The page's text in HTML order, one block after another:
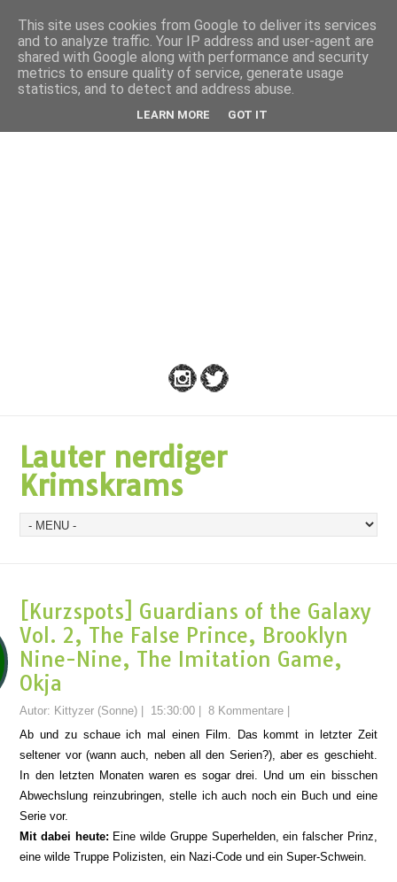
Back
Down
Lauter nerdiger
Krimskrams
[Kurzspots] Guardians of the Galaxy
Vol. 2, The False Prince, Brooklyn
Nine-Nine, The Imitation Game,
Okja
Autor: Kittyzer (Sonne) 15:30:00 |8 Kommentare
Ab und zu schaue ich mal einen Film. Das kommt in letzter Zeit
seltener vor (wann auch, neben all den Serien?), aberes geschieht.
In den letzten Monaten waren essogar drei. Undum ein bisschen
Abwechslung reinzubringen, stelle ich auch noch ein Buch und eine
Serie vor.
Mit dabei heute: Eine wilde Gruppe Superhelden, ein falscher Prinz,
eine wilde Truppe Polizisten, ein Nazi-Code und ein Super-Schwein.
This site uses cookies from Google to deliver its services
and to analyze traffic. Your IP address and user-agent are
shared with Google along with performance and security
metrics to ensure quality of service, generate usage
statistics, and to detect and address abuse.
LEARN MORE GOT IT